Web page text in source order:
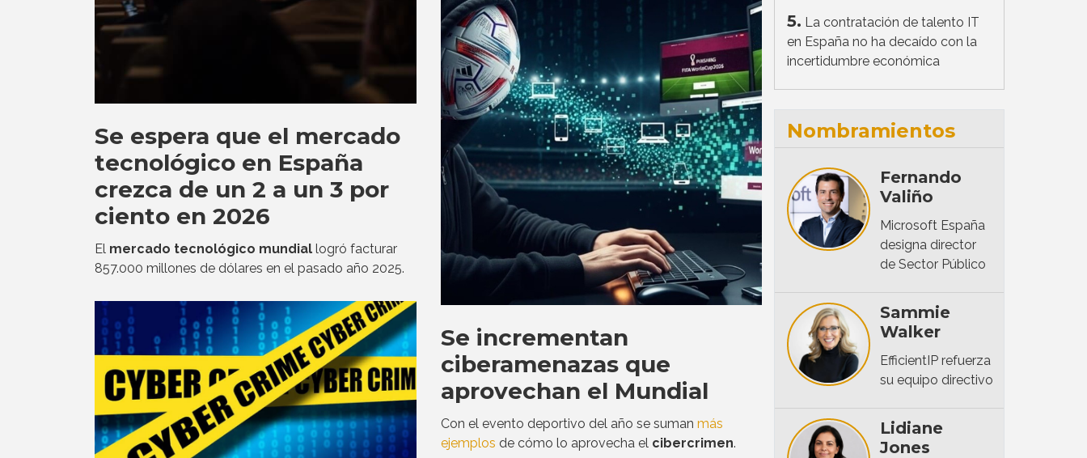
Se espera que el mercado
tecnológico en España
crezca de un 2 a un 3 por
ciento en 2026
El mercado tecnológico mundial logró facturar
857.000 millones de dólares en el pasado año 2025.
Se incrementan
ciberamenazas que
aprovechan el Mundial
Con el evento deportivo del año se suman más
ejemplos de cómo lo aprovecha el cibercrimen.
5. La contratación de talento IT
en España no ha decaído con la
incertidumbre económica
Nombramientos
Fernando
Valiño
Microsoft España
designa director
de Sector Público
Sammie
Walker
EfficientIP refuerza
su equipo directivo
Lidiane
Jones